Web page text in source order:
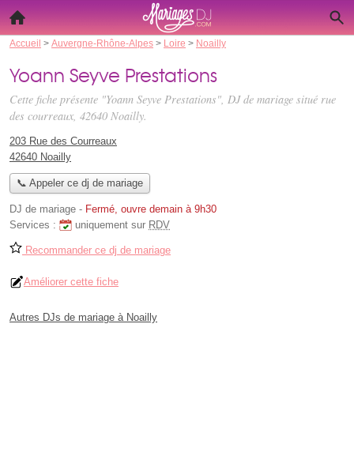
Accueil > Auvergne-Rhône-Alpes > Loire > Noailly
Yoann Seyve Prestations
Cette fiche présente "Yoann Seyve Prestations", DJ de mariage situé rue
des courreaux, 42640 Noailly.
203 Rue des Courreaux
42640 Noailly
📞 Appeler ce dj de mariage
DJ de mariage - Fermé, ouvre demain à 9h30
Services :
uniquement sur RDV
Recommander ce dj de mariage
Améliorer cette fiche
Autres DJs de mariage à Noailly